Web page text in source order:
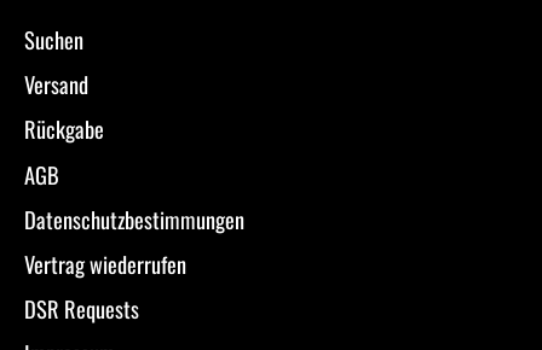
Suchen
Versand
Rückgabe
AGB
Datenschutzbestimmungen
Vertrag wiederrufen
DSR Requests